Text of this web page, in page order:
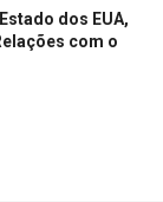
dos EUA,
com o